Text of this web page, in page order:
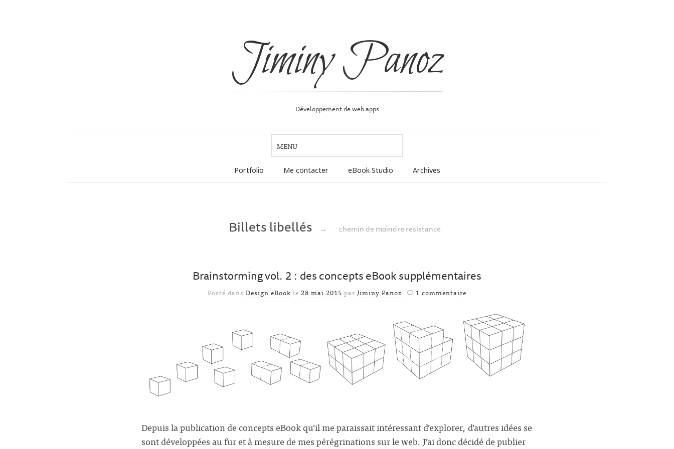
Jiminy Panoz
Développement de web apps
Portfolio Me contacter eBook Studio Archives
Billets libellés → chemin de moindre resistance
Brainstorming vol. 2 : des concepts eBook supplémentaires
Posté dans Design eBook le 28 mai 2015 par Jiminy Panoz 1 commentaire
Depuis la publication de concepts eBook qu’il me paraissait intéressant d’explorer, d’autres idées se
sont développées au fur et à mesure de mes pérégrinations sur le web. J’ai donc décidé de publier